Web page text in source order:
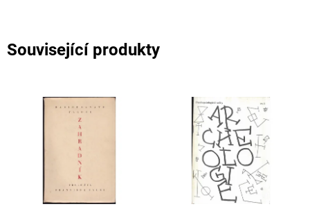
Související produkty